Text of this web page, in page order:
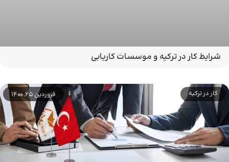
شرایط کار در ترکیه و موسسات کاریابی
کار در ترکیه فروردین 25, 1400